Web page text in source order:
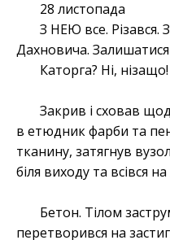
28 листопада
З НЕЮ все.
Дахновича.
Каторга? Ні, нізащо!
Закрив і сховав
в етюдник фарби та
тканину, затягнув
біля виходу та всівся
Бетон. Тілом
перетворився на